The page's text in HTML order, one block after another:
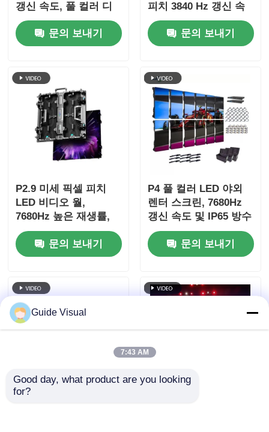
갱신 속도, 풀 컬러 디
스플레이 및 IP65 보호
문의 보내기
피치 3840 Hz 갱신 속
도 및 4500cd/sqm 밝
기
문의 보내기
P2.9 미세 픽셀 피치
LED 비디오 월,
7680Hz 높은 재생률,
무대 이벤트용 듀얼 전
원 및 신호 백업
문의 보내기
P4 풀 컬러 LED 야외
렌터 스크린, 7680Hz
갱신 속도 및 IP65 방수
HD 비디오 벽 화면
문의 보내기
Guide Visual
7:43 AM
Good day, what product are you looking
for?